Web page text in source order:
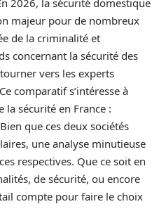
2026, la sécurité domestique
majeur pour de nombreux
de la criminalité et
concernant la sécurité des
vers les experts
comparatif s’intéresse à
la sécurité en France :
que ces deux sociétés
une analyse minutieuse
respectives. Que ce soit en
de sécurité, ou encore
compte pour faire le choix